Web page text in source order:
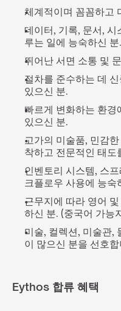
체계적이며 꼼꼼하고
데이터, 기록, 문서,
루는 일에 능숙하신 분.
뛰어난 서면 소통 및
절차를 준수하는 데
있으신 분.
빠르게 변화하는 환경
있으신 분.
고가의 미술품, 민감
착하고 전문적인 태도
인벤토리 시스템, 스
크플로우 사용에 능숙
근무지에 따라 영어
하신 분. (중국어 가능
미술, 컬렉션, 미술관,
이 많으신 분을 선호
Eythos 합류 혜택